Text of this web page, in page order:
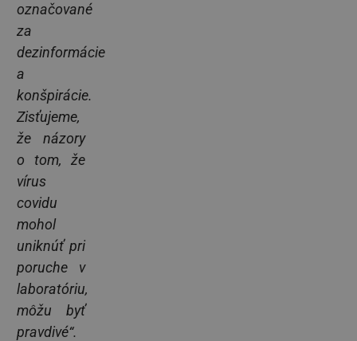
označované
za
dezinformácie
a
konšpirácie.
Zisťujeme,
že názory
o tom, že
vírus
covidu
mohol
uniknúť pri
poruche v
laboratóriu,
môžu byť
pravdivé“.